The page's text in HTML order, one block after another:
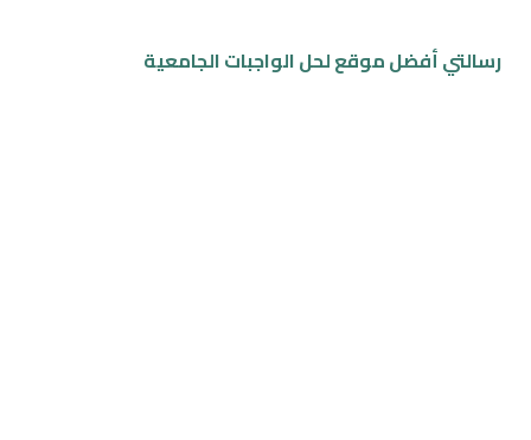
رسالتي أفضل موقع لحل الواجبات الجامعية